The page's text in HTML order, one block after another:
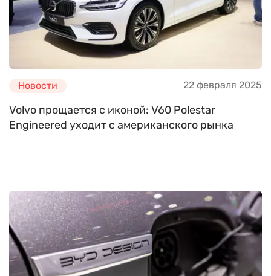
Новости 22 февраля 2025
Volvo прощается с иконой: V60 Polestar
Engineered уходит с американского рынка